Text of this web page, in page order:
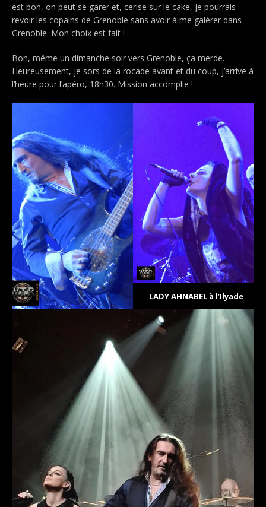
est bon, on peut se garer et, cerise sur le cake, je pourrais
revoir les copains de Grenoble sans avoir à me galérer dans
Grenoble. Mon choix est fait !
Bon, même un dimanche soir vers Grenoble, ça merde.
Heureusement, je sors de la rocade avant et du coup, j’arrive à
l’heure pour l’apéro, 18h30. Mission accomplie !
LADY AHNABEL à l’Ilyade